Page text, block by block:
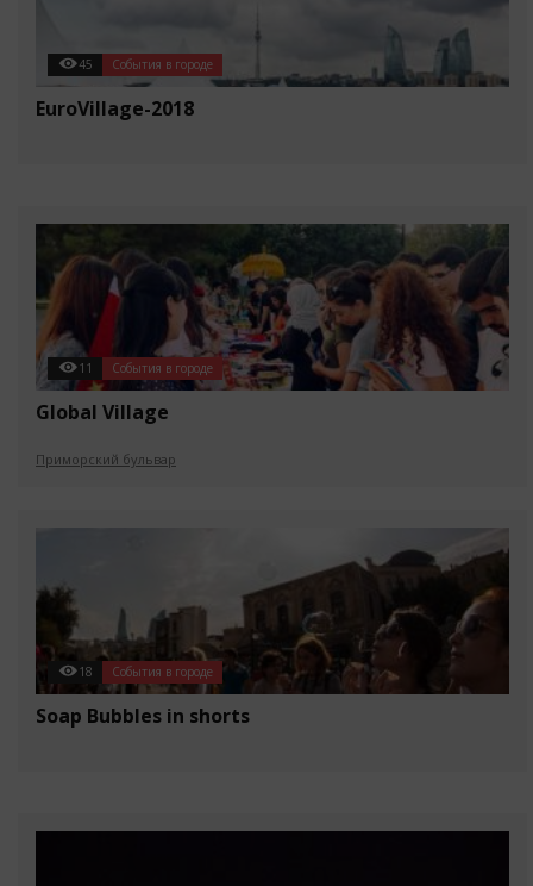
45 События в городе
EuroVillage-2018
11 События в городе
Global Village
Приморский бульвар
18 События в городе
Soap Bubbles in shorts